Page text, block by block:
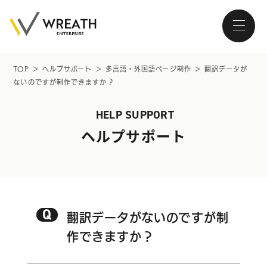
会社紹介
TOP ＞ ヘルプサポート ＞ 多言語・外国語ページ制作 ＞翻訳データが
ないのですが制作できますか？
HELP SUPPORT
ヘルプサポート
Q
翻訳データがないのですが制
作できますか？